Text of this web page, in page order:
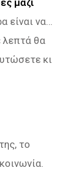
να…
λεπτά θα
κι
το